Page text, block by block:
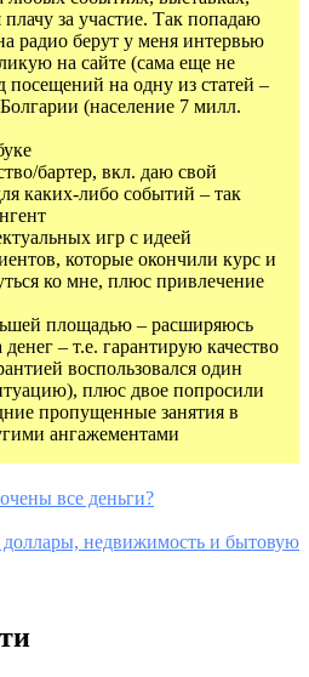
за участие. Так попадаю
радио берут у меня интервью
на сайте (сама еще не
посещений на одну из статей –
(население 7 милл.
бартер, вкл. даю свой
каких-либо событий – так
игр с идеей
которые окончили курс и
ко мне, плюс привлечение
площадью – расширяюсь
– т.е. гарантирую качество
воспользовался один
плюс двое попросили
пропущенные занятия в
ангажементами
все деньги?
недвижимость и бытовую